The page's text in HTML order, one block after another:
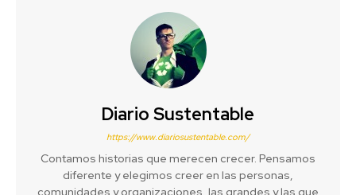
Diario Sustentable
https://www.diariosustentable.com/
Contamos historias que merecen crecer. Pensamos
diferente y elegimos creer en las personas,
comunidades y organizaciones, las grandes y las que